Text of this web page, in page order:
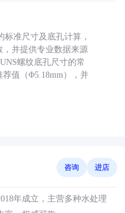
标准尺寸及底孔计算，
并提供专业数据来源
螺纹底孔尺寸的常
值（Φ5.18mm），并
咨询 进店
年成立，主营多种水处理